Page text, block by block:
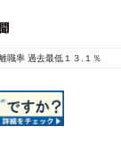
職率 過去最低１３.１％